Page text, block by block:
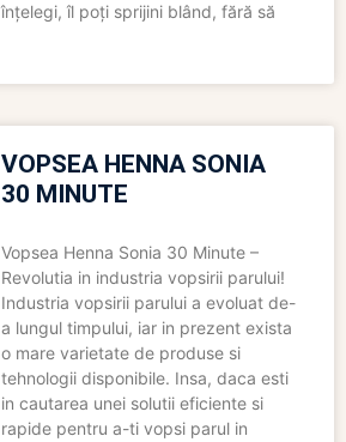
înțelegi, îl poți sprijini blând, fără să
VOPSEA HENNA SONIA
30 MINUTE
Vopsea Henna Sonia 30 Minute –
Revolutia in industria vopsirii parului!
Industria vopsirii parului a evoluat de-
a lungul timpului, iar in prezent exista
o mare varietate de produse si
tehnologii disponibile. Insa, daca esti
in cautarea unei solutii eficiente si
rapide pentru a-ti vopsi parul in